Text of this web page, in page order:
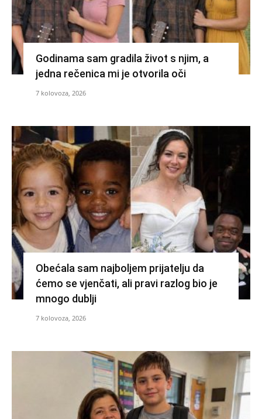
Godinama sam gradila život s njim, a
jedna rečenica mi je otvorila oči
7 kolovoza, 2026
Obećala sam najboljem prijatelju da
ćemo se vjenčati, ali pravi razlog bio je
mnogo dublji
7 kolovoza, 2026